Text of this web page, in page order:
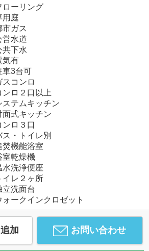
ローリング
用庭
市ガス
営水道
共下水
気有
車3台可
スコンロ
ンロ２口以上
ステムキッチン
面式キッチン
ンロ３口
ス・トイレ別
焚機能浴室
室乾燥機
水洗浄便座
イレ２ヶ所
立洗面台
ォークインクロゼット
加 お問い合わせ